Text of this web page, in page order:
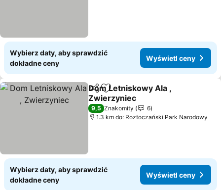
Wybierz daty, aby sprawdzić
dokładne ceny
Wyświetl ceny
Udostępnij
Dodaj do ulubionych
Dom Letniskowy Ala ,
Zwierzyniec
9,5 Znakomity
6
1.3 km do: Roztoczański Park Narodowy
Wybierz daty, aby sprawdzić
dokładne ceny
Wyświetl ceny